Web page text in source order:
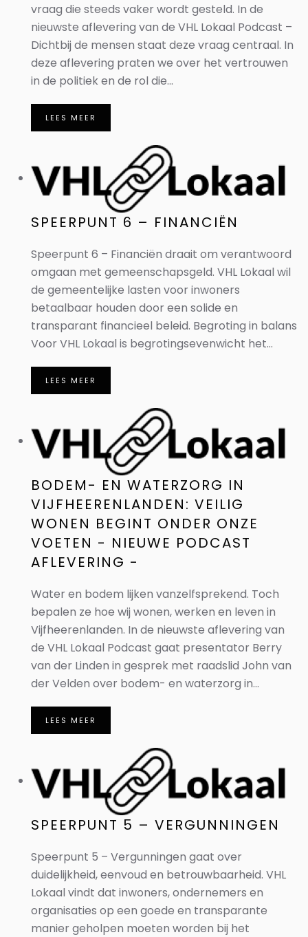
vraag die steeds vaker wordt gesteld. In de
nieuwste aflevering van de VHL Lokaal Podcast –
Dichtbij de mensen staat deze vraag centraal. In
deze aflevering praten we over het vertrouwen
in de politiek en de rol die...
LEES MEER
SPEERPUNT 6 – FINANCIËN
Speerpunt 6 – Financiën draait om verantwoord
omgaan met gemeenschapsgeld. VHL Lokaal wil
de gemeentelijke lasten voor inwoners
betaalbaar houden door een solide en
transparant financieel beleid. Begroting in balans
Voor VHL Lokaal is begrotingsevenwicht het...
LEES MEER
BODEM- EN WATERZORG IN
VIJFHEERENLANDEN: VEILIG
WONEN BEGINT ONDER ONZE
VOETEN - NIEUWE PODCAST
AFLEVERING -
Water en bodem lijken vanzelfsprekend. Toch
bepalen ze hoe wij wonen, werken en leven in
Vijfheerenlanden. In de nieuwste aflevering van
de VHL Lokaal Podcast gaat presentator Berry
van der Linden in gesprek met raadslid John van
der Velden over bodem- en waterzorg in...
LEES MEER
SPEERPUNT 5 – VERGUNNINGEN
Speerpunt 5 – Vergunningen gaat over
duidelijkheid, eenvoud en betrouwbaarheid. VHL
Lokaal vindt dat inwoners, ondernemers en
organisaties op een goede en transparante
manier geholpen moeten worden bij het